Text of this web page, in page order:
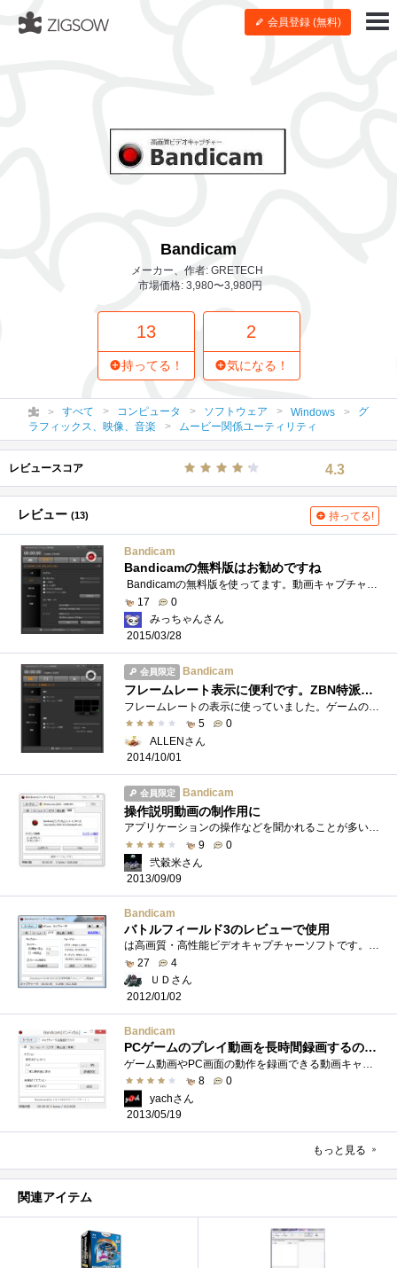
会員登録 (無料)
Bandicam
メーカー、作者: GRETECH
市場価格: 3,980〜3,980円
13
持ってる！
2
気になる！
すべて コンピュータ ソフトウェア Windows
グ
ラフィックス、映像、音楽
ムービー関係ユーティリティ
レビュースコア 4.3
レビュー (13) 持ってる!
Bandicam
Bandicamの無料版はお勧めですね
Bandicamの無料版を使ってます。動画キャプチャーには制限がありますが、使えますね。有料版の検討にしばらく使っていきます。 再生中の動画�...
17
0
みっちゃんさん
2015/03/28
会員限定 Bandicam
フレームレート表示に便利です。ZBN特派員の支給物資の１つとしていただきました。
5
0
ALLENさん
2014/10/01
会員限定 Bandicam
操作説明動画の制作用に
アプリケーションの操作などを聞かれることが多いのですが、電話だと分かりにくいのでキャプチャを撮って見てもらうことにしました。 コンビ...
9
0
弐穀米さん
2013/09/09
Bandicam
バトルフィールド3のレビューで使用
は高画質・高性能ビデオキャプチャーソフトです。PCゲームの画像を撮影・録音できるます。残念ながら動画にＦＰＳ値は入りません…。何とかな...
27
4
ＵＤさん
2012/01/02
Bandicam
PCゲームのプレイ動画を長時間録画するのに最適
8
0
yachさん
2013/05/19
もっと見る
関連アイテム